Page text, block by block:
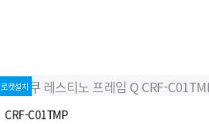
로켓설치
CRF-C01TMP